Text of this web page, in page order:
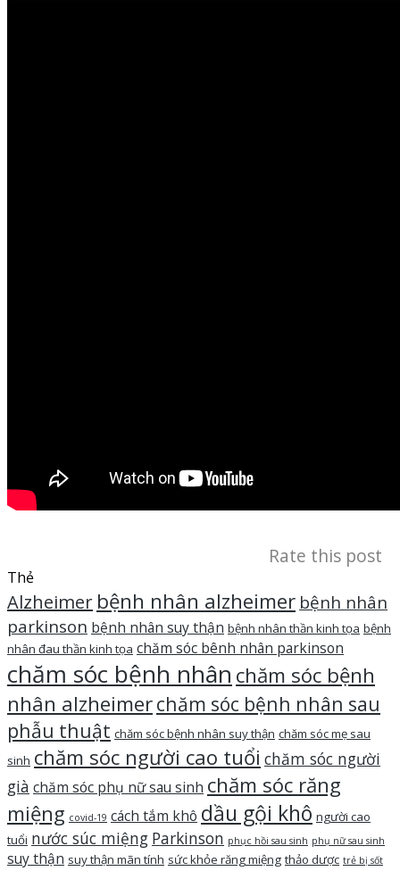
Rate this post
Thẻ
Alzheimer bệnh nhân alzheimer bệnh nhân
parkinson bệnh nhân suy thận bệnh nhân thần kinh tọa bệnh
nhân đau thần kinh tọa chăm sóc bênh nhân parkinson
chăm sóc bệnh nhân chăm sóc bệnh
nhân alzheimerchăm sóc bệnh nhân sau
phẫu thuật chăm sóc bệnh nhân suy thận chăm sóc mẹ sau
sinh chăm sóc người cao tuổi chăm sóc người
già chăm sóc phụ nữ sau sinh chăm sóc răng
miệng covid-19 cách tắm khô dầu gội khô người cao
tuổi nước súc miệng Parkinson phục hồi sau sinh phụ nữ sau sinh
suy thận suy thận mãn tính sức khỏe răng miệng thảo dược trẻ bị sốt